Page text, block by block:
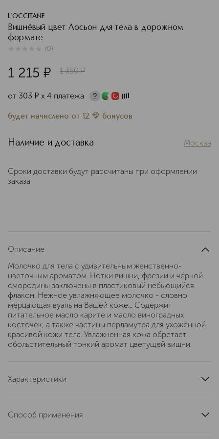
L`OCCITANE
Вишнёвый цвет Лосьон для тела в дорожном
формате
(0)
1 215 ¤ 1 350 ¤
от 303 ¤ х 4 платежа
будет начислено от 12 бонусов
Наличие и доставка Москва
Сроки доставки будут рассчитаны при оформлении
заказа
Описание
Молочко для тела с удивительным женственно-
цветочным ароматом. Нотки вишни, фрезии и чёрной
смородины заключены в пластиковый небьющийся
флакон. Нежное увлажняющее молочко - словно
мерцающая вуаль на Вашей коже... Содержит
питательное масло карите и масло виноградных
косточек, а также частицы перламутра для ухоженной
красивой кожи тела. Увлажненная кожа обретает
обольстительный тонкий аромат цветущей вишни.
Характеристики
текстура
Способ применения